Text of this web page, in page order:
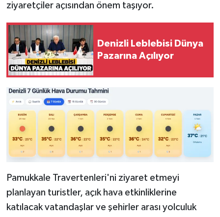
ziyaretçiler açısından önem taşıyor.
Denizli Leblebisi Dünya
Pazarına Açılıyor
Pamukkale Travertenleri'ni ziyaret etmeyi
planlayan turistler, açık hava etkinliklerine
katılacak vatandaşlar ve şehirler arası yolculuk